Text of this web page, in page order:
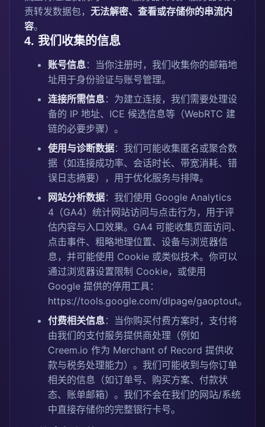
责转发数据包， 无法解密、查看或存储你的串流内
容。
4. 我们收集的信息
账号信息：当你注册时，我们收集你的邮箱地
址用于身份验证与账号管理。
连接所需信息：为建立连接，我们需要处理设
备的 IP 地址、ICE 候选信息等（WebRTC 建
链的必要步骤）。
使用与诊断数据：我们可能收集匿名或聚合数
据（如连接成功率、会话时长、带宽消耗、错
误日志摘要），用于优化服务与排障。
网站分析数据：我们使用 Google Analytics
4（GA4）统计网站访问与点击行为，用于评
估内容与入口效果。GA4 可能收集页面访问、
点击事件、粗略地理位置、设备与浏览器信
息，并可能使用 Cookie 或类似技术。你可以
通过浏览器设置限制 Cookie，或使用
Google 提供的停用工具：
https://tools.google.com/dlpage/gaoptout。
付费相关信息：当你购买付费方案时，支付将
由我们的支付服务提供商处理（例如
Creem.io 作为 Merchant of Record 提供收
款与税务处理能力）。我们可能收到与你订单
相关的信息（如订单号、购买方案、付款状
态、账单邮箱）。我们不会在我们的网站/系统
中直接存储你的完整银行卡号。